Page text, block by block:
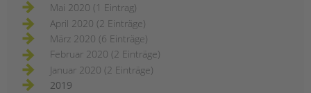
Mai 2020 (1 Eintrag)
April 2020 (2 Einträge)
März 2020 (6 Einträge)
Februar 2020 (2 Einträge)
Januar 2020 (2 Einträge)
2019